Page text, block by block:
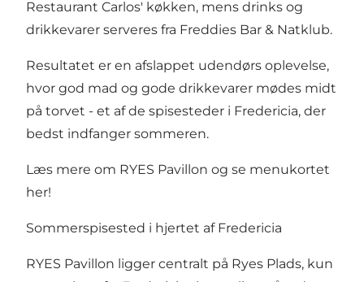
Restaurant Carlos' køkken, mens drinks og
drikkevarer serveres fra Freddies Bar & Natklub.
Resultatet er en afslappet udendørs oplevelse,
hvor god mad og gode drikkevarer mødes midt
på torvet - et af de spisesteder i Fredericia, der
bedst indfanger sommeren.
Læs mere om RYES Pavillon og se menukortet
her!
Sommerspisested i hjertet af Fredericia
RYES Pavillon ligger centralt på Ryes Plads, kun